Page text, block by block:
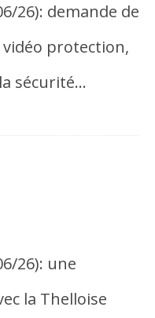
26): demande de
protection,
sécurité…
26): une
la Thelloise